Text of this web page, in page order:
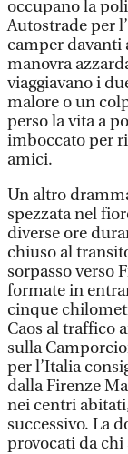
occupano la
Autostrade per
camper davanti
manovra
viaggiavano i
malore o un
perso la vita a
imboccato per
amici.
Un altro
spezzata nel
diverse ore
chiuso al
sorpasso verso
formate in
cinque
Caos al traffico
sulla
per l’Italia
dalla Firenze
nei centri
successivo. La
provocati da chi